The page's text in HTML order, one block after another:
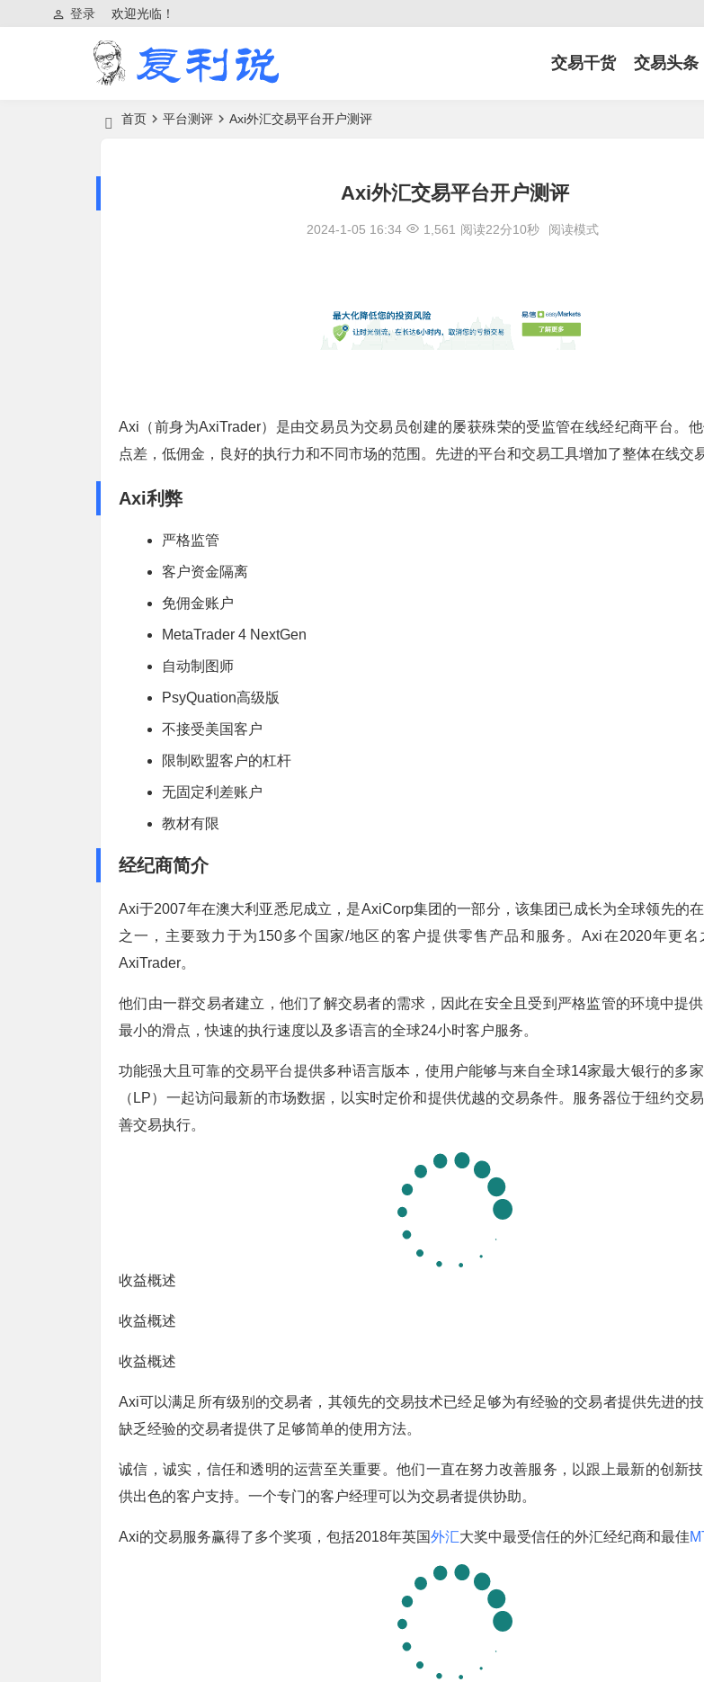
欢迎光临！
登录
交易干货 交易头条
首页 平台测评 Axi外汇交易平台开户测评
Axi外汇交易平台开户测评
2024-1-05 16:34 1,561 阅读22分10秒 阅读模式
Axi（前身为AxiTrader）是由交易员为交易员创建的屡获殊荣的受监管在线经纪商平台。
点差，低佣金，良好的执行力和不同市场的范围。先进的平台和交易工具增加了整体在线交
Axi利弊
严格监管
客户资金隔离
免佣金账户
MetaTrader 4 NextGen
自动制图师
PsyQuation高级版
不接受美国客户
限制欧盟客户的杠杆
无固定利差账户
教材有限
经纪商简介
Axi于2007年在澳大利亚悉尼成立，是AxiCorp集团的一部分，该集团已成长为全球领先的
之一，主要致力于为150多个国家/地区的客户提供零售产品和服务。Axi在2020年更名
AxiTrader。
他们由一群交易者建立，他们了解交易者的需求，因此在安全且受到严格监管的环境中提供
最小的滑点，快速的执行速度以及多语言的全球24小时客户服务。
功能强大且可靠的交易平台提供多种语言版本，使用户能够与来自全球14家最大银行的多
（LP）一起访问最新的市场数据，以实时定价和提供优越的交易条件。服务器位于纽约交
善交易执行。
收益概述
收益概述
收益概述
Axi可以满足所有级别的交易者，其领先的交易技术已经足够为有经验的交易者提供先进的
缺乏经验的交易者提供了足够简单的使用方法。
诚信，诚实，信任和透明的运营至关重要。他们一直在努力改善服务，以跟上最新的创新
供出色的客户支持。一个专门的客户经理可以为交易者提供协助。
Axi的交易服务赢得了多个奖项，包括2018年英国外汇大奖中最受信任的外汇经纪商和最佳